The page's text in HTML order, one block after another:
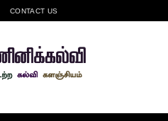
CONTACT US